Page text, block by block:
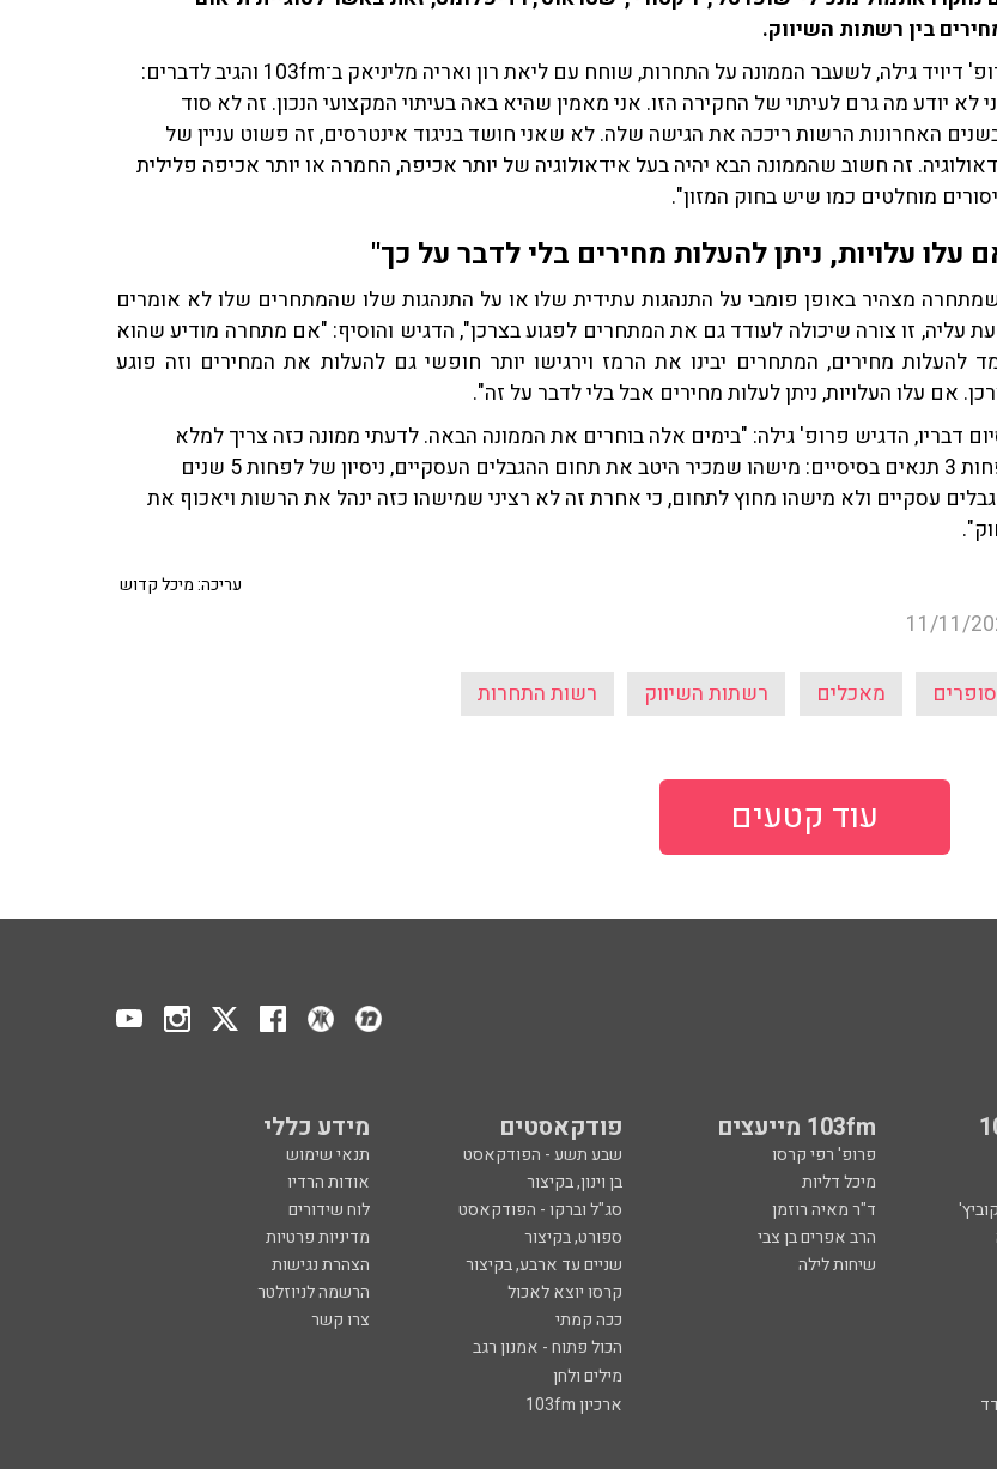
בין רשתות השיווק.
פרופ' דיויד גילה, לשעבר הממונה על התחרות, שוחח עם ליאת רון ואריה מליניאק ב־103fm והגיב לדברים:
לא יודע מה גרם לעיתוי של החקירה הזו. אני מאמין שהיא באה בעיתוי המקצועי הנכון. זה לא סוד
האחרונות הרשות ריככה את הגישה שלה. לא שאני חושד בניגוד אינטרסים, זה פשוט עניין של
זה חשוב שהממונה הבא יהיה בעל אידאולוגיה של יותר אכיפה, החמרה או יותר אכיפה פלילית
מוחלטים כמו שיש בחוק המזון".
עלו עלויות, ניתן להעלות מחירים בלי לדבר על כך"
מצהיר באופן פומבי על התנהגות עתידית שלו או על התנהגות שלו שהמתחרים שלו לא אומרים
עליה, זו צורה שיכולה לעודד גם את המתחרים לפגוע בצרכן", הדגיש והוסיף: "אם מתחרה מודיע שהוא
להעלות מחירים, המתחרים יבינו את הרמז וירגישו יותר חופשי גם להעלות את המחירים וזה פוגע
אם עלו העלויות, ניתן לעלות מחירים אבל בלי לדבר על זה".
דבריו, הדגיש פרופ' גילה: "בימים אלה בוחרים את הממונה הבאה. לדעתי ממונה כזה צריך למלא
לפחות 3 תנאים בסיסיים: מישהו שמכיר היטב את תחום ההגבלים העסקיים, ניסיון של לפחות 5 שנים
עסקיים ולא מישהו מחוץ לתחום, כי אחרת זה לא רציני שמישהו כזה ינהל את הרשות ויאכוף את
עריכה: מיכל קדוש
11/11/
סופרים מאכלים רשתות השיווק רשות התחרות
עוד קטעים
103fm מייעצים פודקאסטים מידע כללי
פרופ' רפי קרסו שבע תשע - הפודקאסט
תנאי שימוש
מיכל דליות בן וינון, בקיצור
אודות הרדיו
ד"ר מאיה רוזמן סג"ל וברקו - הפודקאסט
לוח שידורים
הרב אפרים בן צבי ספורט, בקיצור
מדיניות פרטיות
שיחות לילה שניים עד ארבע, בקיצור
הצהרת נגישות
קרסו יוצא לאכול
הרשמה לניוזלטר
ככה קמתי
צרו קשר
הכול פתוח - אמנון רגב
מילים ולחן
ארכיון 103fm